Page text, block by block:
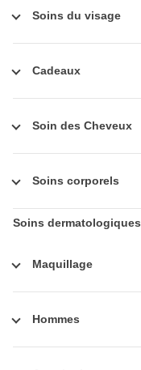
Soins du visage
Cadeaux
Soin des Cheveux
Soins corporels
Soins dermatologiques
Maquillage
Hommes